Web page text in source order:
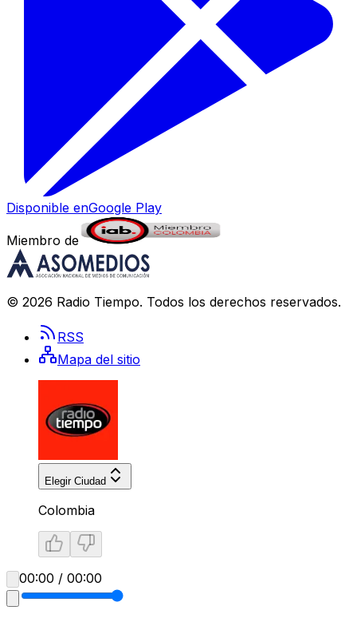
Disponible enGoogle Play
Miembro de
© 2026 Radio Tiempo. Todos los derechos reservados.
RSS
Mapa del sitio
Elegir Ciudad
Colombia
00:00 / 00:00